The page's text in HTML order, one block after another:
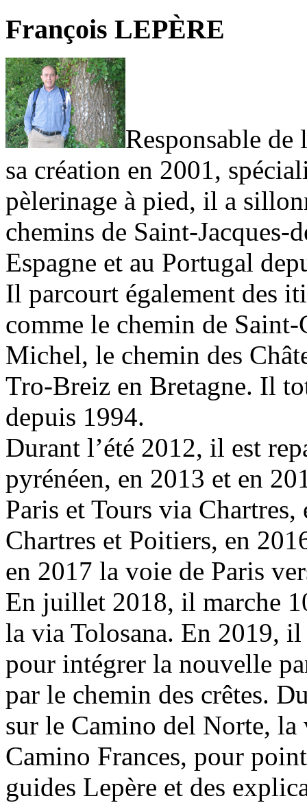
François LEPÈRE
Responsable
sa création en 2001,
pèlerinage à pied, il a
chemins de Saint-Jacques-
Espagne et au Portugal
Il parcourt également des
comme le chemin de
Michel, le chemin des
Tro-Breiz en Bretagne. Il
depuis 1994.
Durant l’été 2012, il est
pyrénéen, en 2013 et en
Paris et Tours via
Chartres et Poitiers, en
en 2017 la voie de Paris
En juillet 2018, il marche
la via Tolosana. En 2019,
pour intégrer la nouvelle
par le chemin des crêtes.
sur le Camino del Norte,
Camino Frances, pour
guides Lepère et des